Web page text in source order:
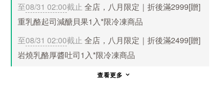
至08/31 02:00截止 全店，八月限定｜折後滿2999[贈]
重乳酪起司減醣貝果1入*限冷凍商品
至08/31 02:00截止 全店，八月限定｜折後滿2499[贈]
岩燒乳酪厚醬吐司1入*限冷凍商品
查看更多